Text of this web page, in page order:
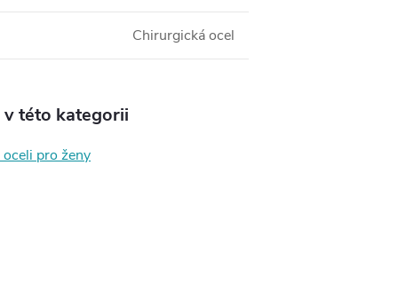
Chirurgická ocel
této kategorii
pro ženy